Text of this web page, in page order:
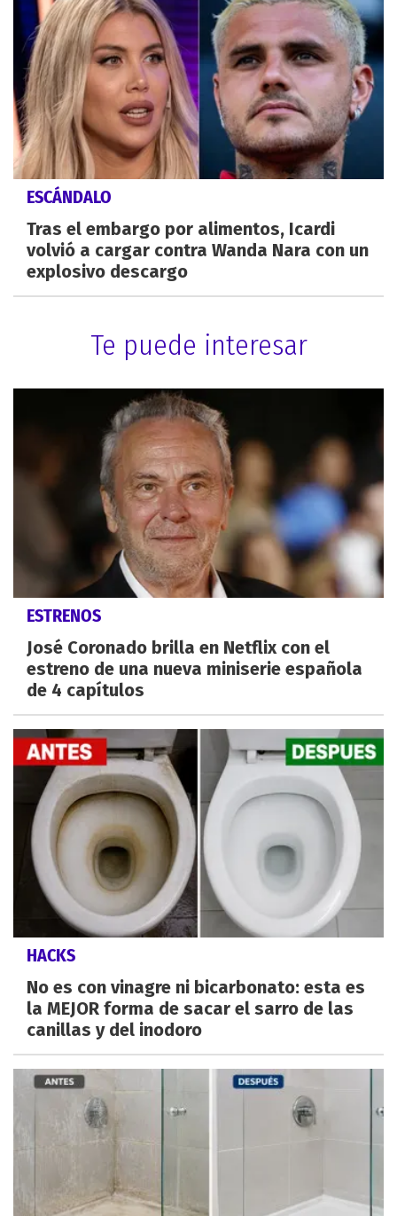
ESCÁNDALO
Tras el embargo por alimentos, Icardi
volvió a cargar contra Wanda Nara con un
explosivo descargo
Te puede interesar
ESTRENOS
José Coronado brilla en Netflix con el
estreno de una nueva miniserie española
de 4 capítulos
HACKS
No es con vinagre ni bicarbonato: esta es
la MEJOR forma de sacar el sarro de las
canillas y del inodoro